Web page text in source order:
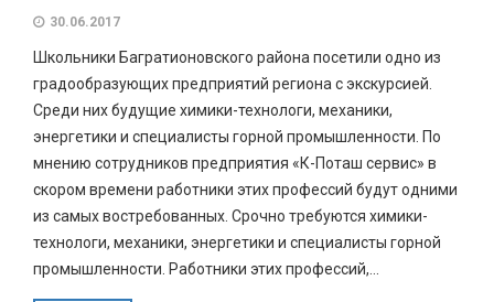
30.06.2017
Школьники Багратионовского района посетили одно из
градообразующих предприятий региона с экскурсией.
Среди них будущие химики-технологи, механики,
энергетики и специалисты горной промышленности. По
мнению сотрудников предприятия «К-Поташ сервис» в
скором времени работники этих профессий будут одними
из самых востребованных. Срочно требуются химики-
технологи, механики, энергетики и специалисты горной
промышленности. Работники этих профессий,...